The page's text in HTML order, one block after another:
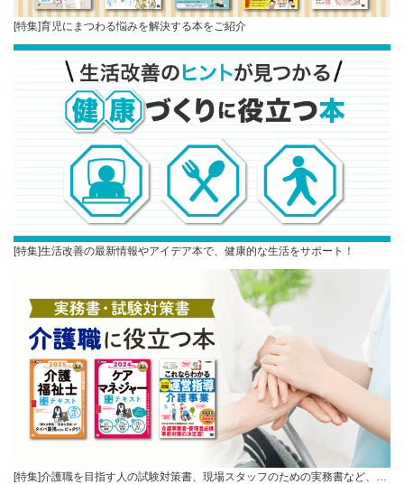
[特集]育児にまつわる悩みを解決する本をご紹介
[特集]生活改善の最新情報やアイデア本で、健康的な生活をサポート！
[特集]介護職を目指す人の試験対策書、現場スタッフのための実務書など、…